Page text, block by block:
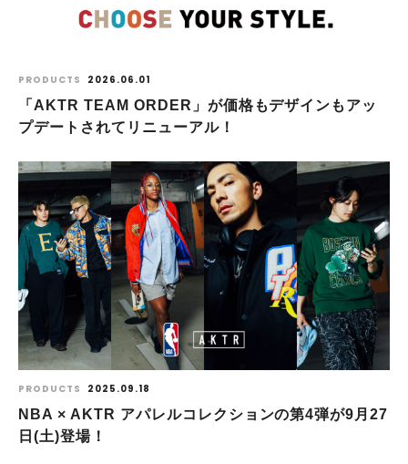
PRODUCTS 2026.06.01
「AKTR TEAM ORDER」が価格もデザインもアッ
プデートされてリニューアル！
PRODUCTS 2025.09.18
NBA × AKTR アパレルコレクションの第4弾が9月27
日(土)登場！